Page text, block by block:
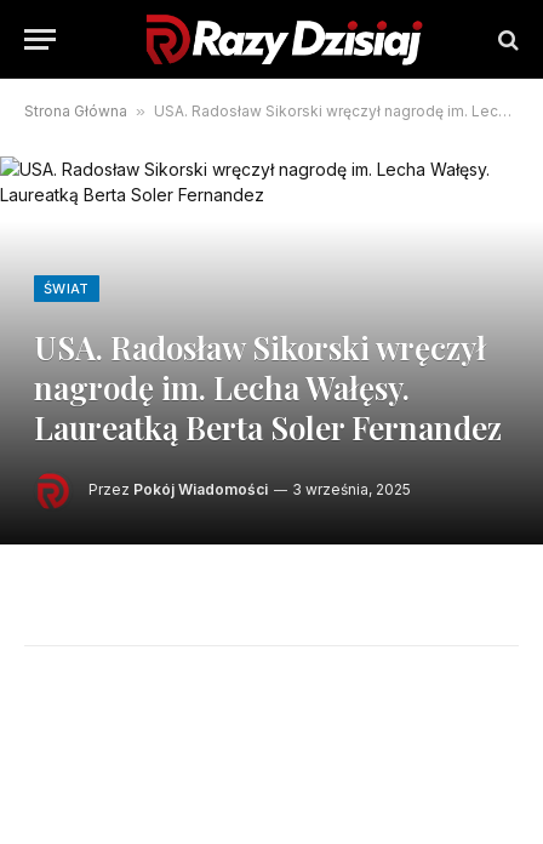
Strona Główna » USA. Radosław Sikorski wręczył nagrodę im. Lecha Wałęsy. Laureatką Berta Soler Fernandez
ŚWIAT
USA. Radosław Sikorski wręczył
nagrodę im. Lecha Wałęsy.
Laureatką Berta Soler Fernandez
Przez Pokój Wiadomości 3 września, 2025